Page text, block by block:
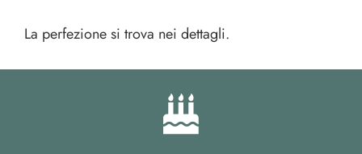
La perfezione si trova nei dettagli.